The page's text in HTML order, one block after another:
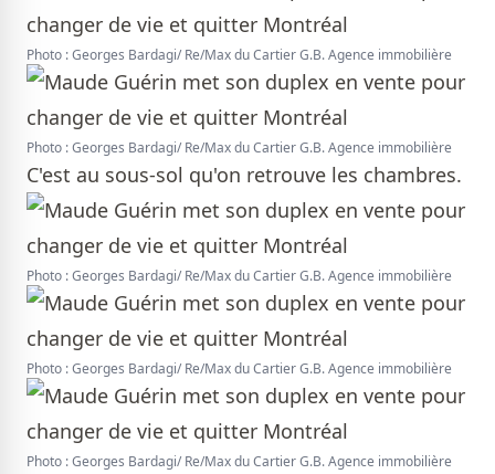
Photo : Georges Bardagi/ Re/Max du Cartier G.B. Agence immobilière
Photo : Georges Bardagi/ Re/Max du Cartier G.B. Agence immobilière
C'est au sous-sol qu'on retrouve les chambres.
Photo : Georges Bardagi/ Re/Max du Cartier G.B. Agence immobilière
Photo : Georges Bardagi/ Re/Max du Cartier G.B. Agence immobilière
Photo : Georges Bardagi/ Re/Max du Cartier G.B. Agence immobilière